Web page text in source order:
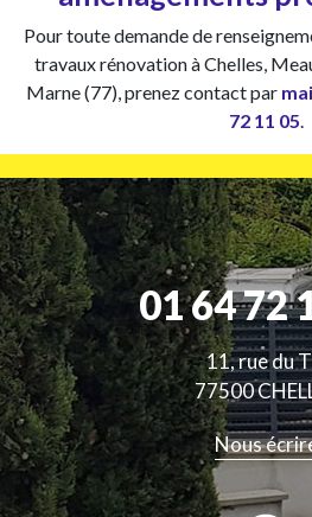
Pour toute demande de
travaux rénovation à Chelles,
Marne (77), prenez contact par
72 11 05.
01 64 72
11, rue du
77500
Nous